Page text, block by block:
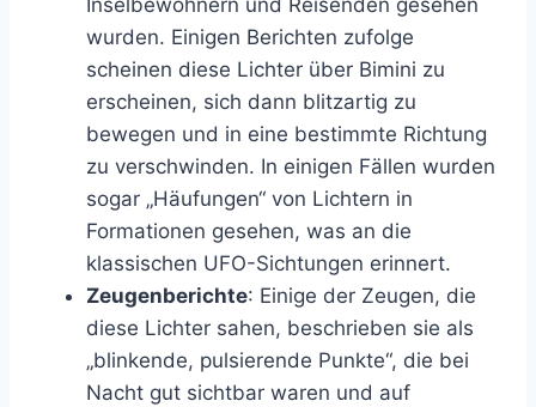
Inselbewohnern und Reisenden gesehen
wurden. Einigen Berichten zufolge
scheinen diese Lichter über Bimini zu
erscheinen, sich dann blitzartig zu
bewegen und in eine bestimmte Richtung
zu verschwinden. In einigen Fällen wurden
sogar „Häufungen“ von Lichtern in
Formationen gesehen, was an die
klassischen UFO-Sichtungen erinnert.
Zeugenberichte: Einige der Zeugen, die
diese Lichter sahen, beschrieben sie als
„blinkende, pulsierende Punkte“, die bei
Nacht gut sichtbar waren und auf